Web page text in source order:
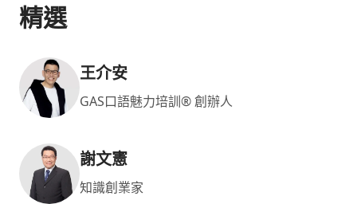
精選
王介安
GAS口語魅力培訓® 創辦人
謝文憲
知識創業家